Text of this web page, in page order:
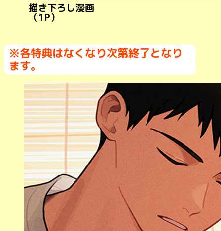
描き下ろし漫画
（1P）
※各特典はなくなり次第終了となり
ます。